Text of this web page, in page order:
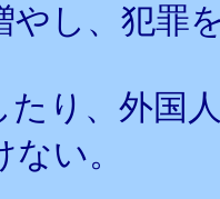
やし、犯罪
たり、外国
い。